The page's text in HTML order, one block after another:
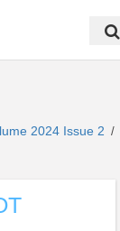
2024 Issue 2 /